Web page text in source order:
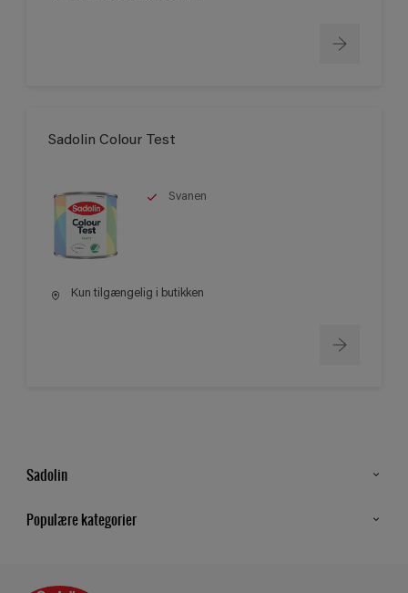
Sadolin Colour Test
Svanen
Kun tilgængelig i butikken
Sadolin
Populære kategorier